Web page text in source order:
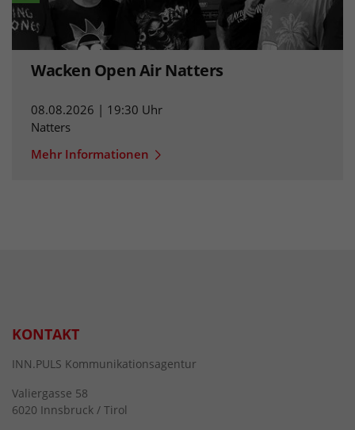
Wacken Open Air Natters
08.08.2026 | 19:30 Uhr
Natters
Mehr Informationen
KONTAKT
INN.PULS Kommunikationsagentur
Valiergasse 58
6020 Innsbruck / Tirol